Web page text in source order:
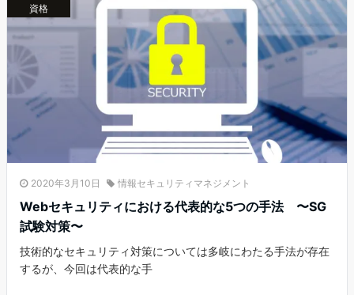
資格
2020年3月10日 情報セキュリティマネジメント
Webセキュリティにおける代表的な5つの手法 〜SG
試験対策〜
技術的なセキュリティ対策については多岐にわたる手法が存在
するが、今回は代表的な手